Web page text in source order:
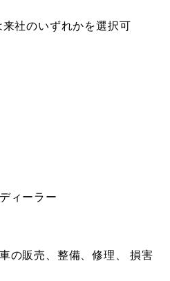
社のいずれかを選択可
ィーラー
の販売、整備、修理、 損害